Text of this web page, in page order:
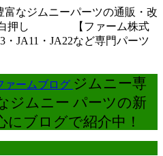
なジムニーパーツの通販・改
目白押し 【ファーム株式
JA11・JA22など専門パーツ
ジムニー専
ジムニー パーツの新
にブログで紹介中！